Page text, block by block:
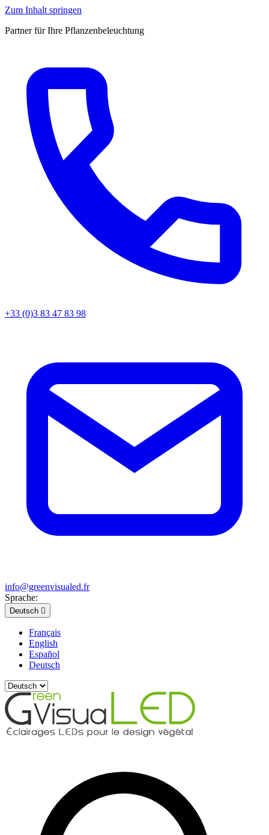
Zum Inhalt springen
Partner für Ihre Pflanzenbeleuchtung
+33 (0)3 83 47 83 98
info@greenvisualed.fr
Sprache:
Deutsch 
Français
English
Español
Deutsch